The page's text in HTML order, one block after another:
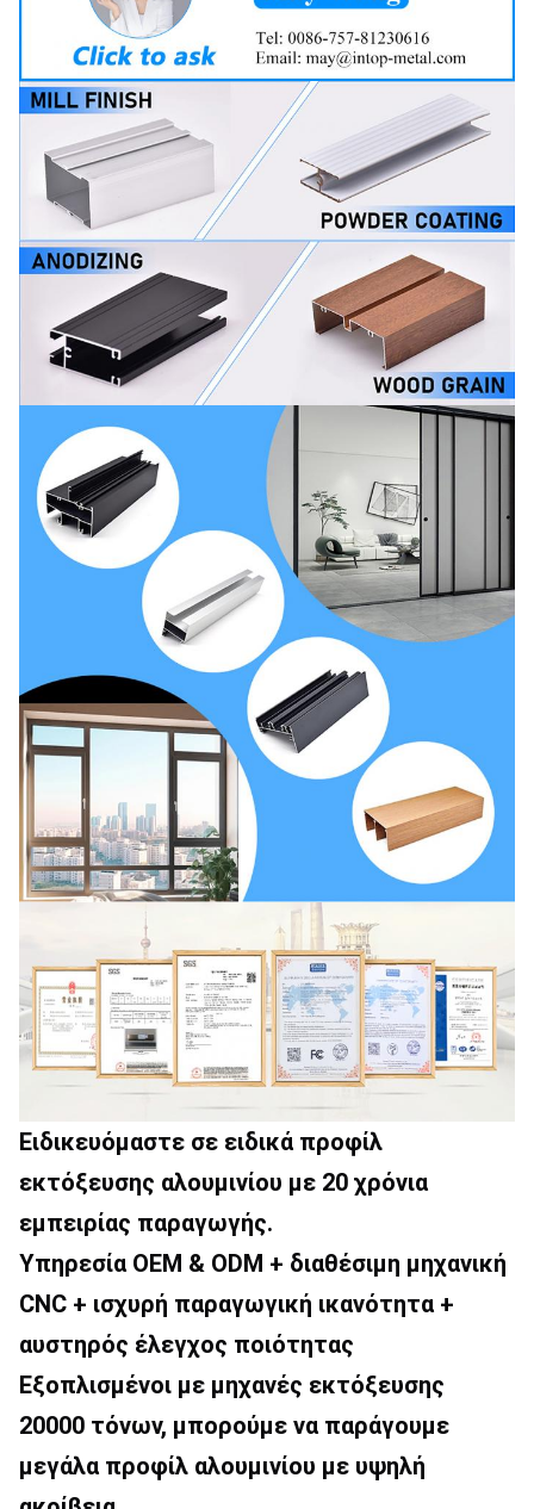
Ειδικευόμαστε σε ειδικά προφίλ
εκτόξευσης αλουμινίου με 20 χρόνια
εμπειρίας παραγωγής.
Υπηρεσία OEM & ODM + διαθέσιμη μηχανική
CNC + ισχυρή παραγωγική ικανότητα +
αυστηρός έλεγχος ποιότητας
Εξοπλισμένοι με μηχανές εκτόξευσης
20000 τόνων, μπορούμε να παράγουμε
μεγάλα προφίλ αλουμινίου με υψηλή